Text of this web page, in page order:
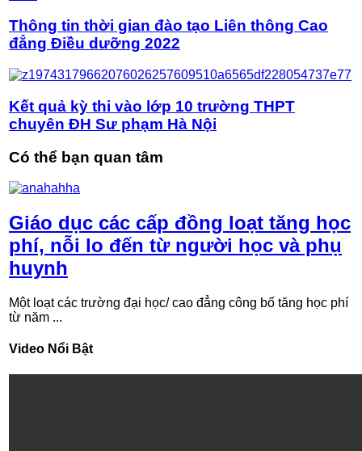
Thông tin thời gian đào tạo Liên thông Cao
đẳng Điều dưỡng 2022
Kết quả kỳ thi vào lớp 10 trường THPT
chuyên ĐH Sư phạm Hà Nội
Có thể bạn quan tâm
Giáo dục các cấp đồng loạt tăng học
phí, nỗi lo đến từ người học và phụ
huynh
Một loạt các trường đại học/ cao đẳng công bố tăng học phí
từ năm ...
Video Nổi Bật